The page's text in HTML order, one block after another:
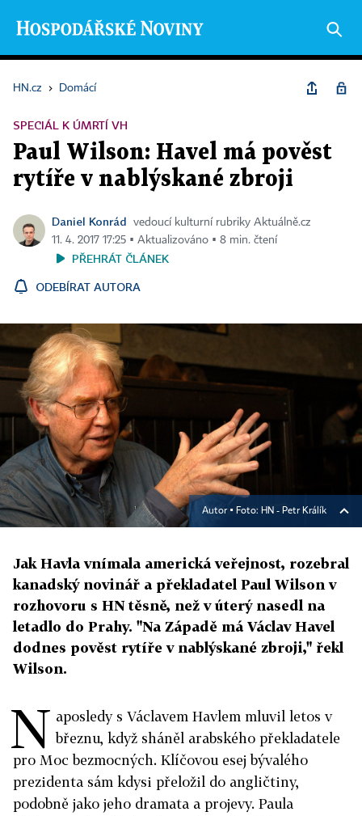
HN.cz › Domácí
SPECIÁL K ÚMRTÍ VH
Paul Wilson: Havel má pověst
rytíře v nablýskané zbroji
Daniel Konrád
vedoucí kulturní rubriky Aktuálně.cz
11. 4. 2017 17:25 ▪ Aktualizováno ▪ 8 min. čtení
PŘEHRÁT ČLÁNEK
ODEBÍRAT AUTORA
Autor ▪ Foto: HN - Petr Králík
Jak Havla vnímala americká veřejnost, rozebral
kanadský novinář a překladatel Paul Wilson v
rozhovoru s HN těsně, než v úterý nasedl na
letadlo do Prahy. "Na Západě má Václav Havel
dodnes pověst rytíře v nablýskané zbroji," řekl
Wilson.
N aposledy s Václavem Havlem mluvil letos v
březnu, když sháněl arabského překladatele
pro Moc bezmocných. Klíčovou esej bývalého
prezidenta sám kdysi přeložil do angličtiny,
podobně jako jeho dramata a projevy. Paula